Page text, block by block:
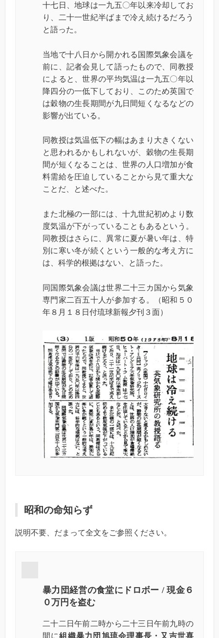
十七日、地球は一九五〇年以来冷却してお
り、二十一世紀半ばまで冷え続けるだろう
と語った。
当地で十八日から開かれる国際気象会議を
前に、記者会見して語ったもので、同教授
によると、世界の平均気温は一九五〇年以
降四分の一低下しており、このため英国で
は穀物の生長期間が九日間短くなるなどの
影響が出ている。
同教授は気温低下の幅はあまり大きくない
と思われるかもしれないが、穀物の生長期
間が短くなることは、世界の人口増加が食
料需給を圧迫していることから見て重大な
ことだ、と述べた。
また北極の一部には、十九世紀初めより数
度気温が下がっていることもあるという。
同教授はさらに、異常に夏が暑い年は、特
別に寒い冬が続くという一般的な考え方に
は、科学的根拠はない、と語った。
同国際気象会議は世界二十三カ国から気象
専門家二百五十人が参加する。（昭和５０
年８月１８日付琉球新報夕刊３面）
昭和の命知らず
説明不要、だまって全文をご参照ください。
暴力団経営の食堂にドロボー /現金６
０万円を盗む
二十二日午前二時から二十三日午前九時の
間に組織暴力団旭琉会理事長・又吉世喜